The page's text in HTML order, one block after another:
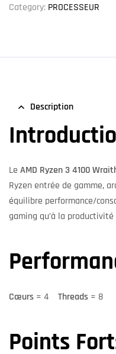
Category: PROCESSEUR
Description
Le AMD Ryzen 3 4100
Ryzen entrée de gamme,
équilibre performance/
gaming qu’à la
Cœurs = 4 Threads = 8
Points